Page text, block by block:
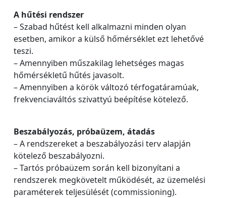
A hűtési rendszer
– Szabad hűtést kell alkalmazni minden olyan
esetben, amikor a külső hőmérséklet ezt lehetővé
teszi.
– Amennyiben műszakilag lehetséges magas
hőmérsékletű hűtés javasolt.
– Amennyiben a körök változó térfogatáramúak,
frekvenciaváltós szivattyú beépítése kötelező.
Beszabályozás, próbaüzem, átadás
– A rendszereket a beszabályozási terv alapján
kötelező beszabályozni.
– Tartós próbaüzem során kell bizonyítani a
rendszerek megkövetelt működését, az üzemelési
paraméterek teljesülését (commissioning).